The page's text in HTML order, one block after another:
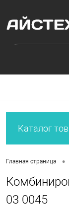
Каталог
Главная страница •
03 0045